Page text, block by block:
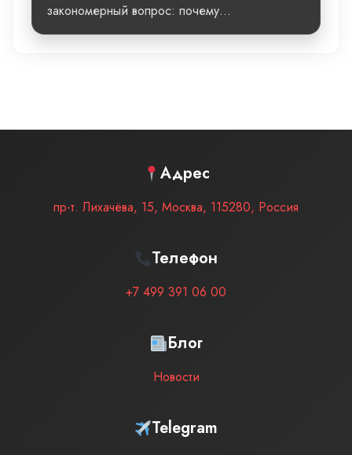
закономерный вопрос: почему...
Адрес
пр-т. Лихачёва, 15, Москва, 115280, Россия
Телефон
+7 499 391 06 00
Блог
Новости
Telegram